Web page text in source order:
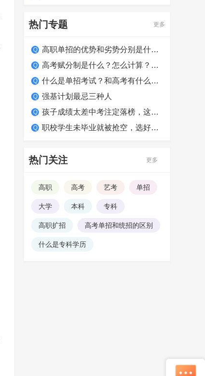
热门专题 更多
高职单招的优势和劣势分别是什么？适合哪类学生？
高考赋分制是什么？怎么计算？如何得高分？
什么是单招考试？和高考有什么区别？
强基计划最忌三种人
孩子成绩太差中考注定落榜，这么做照样上大学！
职校学生未毕业就被抢空，选好学校很关键
热门关注 更多
高职 高考 艺考 单招
大学 本科 专科
高职扩招 高考单招和统招的区别
什么是专科学历